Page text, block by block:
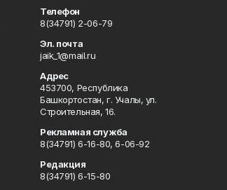
Телефон
8(34791) 2-06-79
Эл. почта
jaik_1@mail.ru
Адрес
453700, Республика
Башкортостан, г. Учалы, ул.
Строительная, 16.
Рекламная служба
8(34791) 6-16-80, 6-06-92
Редакция
8(34791) 6-15-80